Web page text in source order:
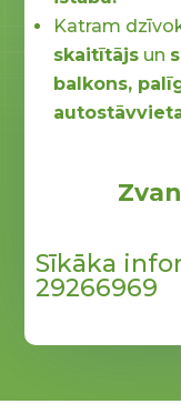
Katram
skaitītājs un
balkons,
Sīkāka
29266969